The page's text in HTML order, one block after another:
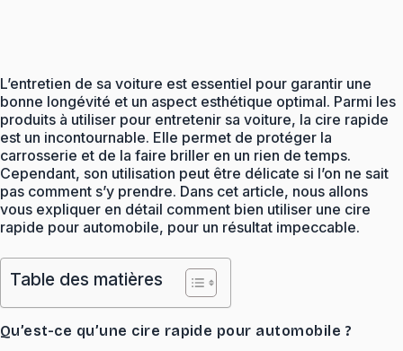
L’entretien de sa voiture est essentiel pour garantir une
bonne longévité et un aspect esthétique optimal. Parmi les
produits à utiliser pour entretenir sa voiture, la cire rapide
est un incontournable. Elle permet de protéger la
carrosserie et de la faire briller en un rien de temps.
Cependant, son utilisation peut être délicate si l’on ne sait
pas comment s’y prendre. Dans cet article, nous allons
vous expliquer en détail comment bien utiliser une cire
rapide pour automobile, pour un résultat impeccable.
Table des matières
Qu’est-ce qu’une cire rapide pour automobile ?